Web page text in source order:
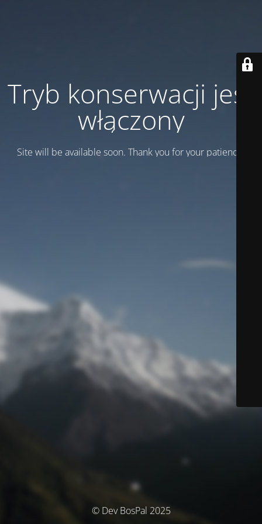
Tryb konserwacji jest
włączony
Site will be available soon. Thank you for your patience!
© Dev BosPal 2025